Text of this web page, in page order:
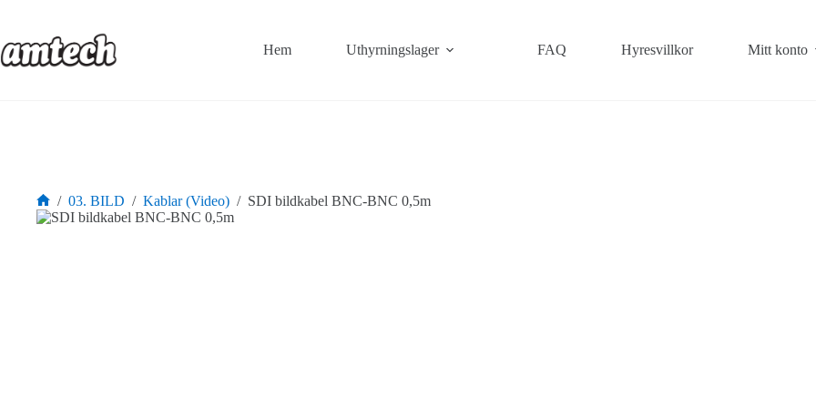
innehåll
Hem Uthyrningslager FAQ Hyresvillkor Mitt konto
Hem
/ 03. BILD / Kablar (Video) / SDI bildkabel BNC-BNC 0,5m